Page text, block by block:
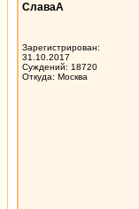
СлаваА
Зарегистрирован:
31.10.2017
Суждений: 18720
Откуда: Москва